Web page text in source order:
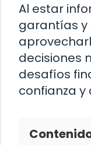
Al estar
garantías y
decisiones
desafíos
confianza y